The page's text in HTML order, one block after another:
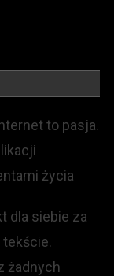
to pasja.
życia
dla siebie za
żadnych